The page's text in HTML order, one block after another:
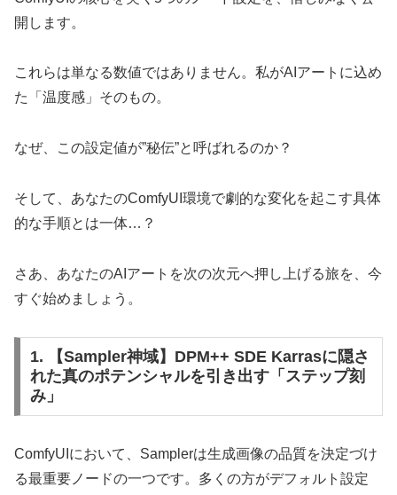
開します。
これらは単なる数値ではありません。私がAIアートに込め
た「温度感」そのもの。
なぜ、この設定値が”秘伝”と呼ばれるのか？
そして、あなたのComfyUI環境で劇的な変化を起こす具体
的な手順とは一体…？
さあ、あなたのAIアートを次の次元へ押し上げる旅を、今
すぐ始めましょう。
1. 【Sampler神域】DPM++ SDE Karrasに隠さ
れた真のポテンシャルを引き出す「ステップ刻
み」
ComfyUIにおいて、Samplerは生成画像の品質を決定づけ
る最重要ノードの一つです。多くの方がデフォルト設定